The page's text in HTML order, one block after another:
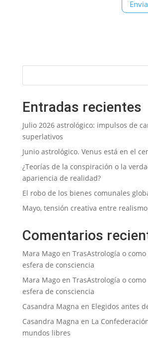
Entradas recientes
Julio 2026 astrológico: impulsos de
superlativos
Junio astrológico. Venus está en el
¿Teorías de la conspiración o la
apariencia de realidad?
El robo de los bienes comunales
Mayo, tensión creativa entre
Comentarios
Mara Magoen TrasAstrología o
esfera de consciencia
Mara Magoen TrasAstrología o
esfera de consciencia
Casandra Magna en Elegidos antes
Casandra Magna en La
mundos libres